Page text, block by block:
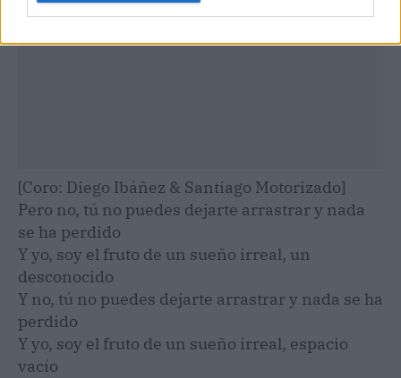
[Coro: Diego Ibáñez & Santiago Motorizado]
Pero no, tú no puedes dejarte arrastrar y nada
se ha perdido
Y yo, soy el fruto de un sueño irreal, un
desconocido
Y no, tú no puedes dejarte arrastrar y nada se ha
perdido
Y yo, soy el fruto de un sueño irreal, espacio
vacío